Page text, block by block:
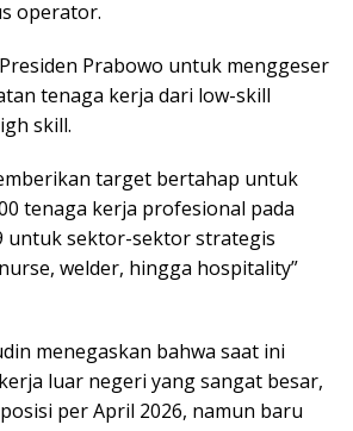
operator.
Prabowo untuk menggeser
tenaga kerja dari low-skill
skill.
target bertahap untuk
tenaga kerja profesional pada
untuk sektor-sektor strategis
welder, hingga hospitality”
menegaskan bahwa saat ini
luar negeri yang sangat besar,
per April 2026, namun baru